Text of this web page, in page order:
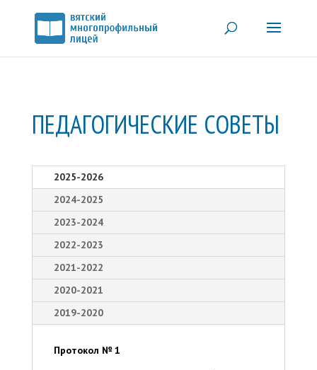
ПЕДАГОГИЧЕСКИЕ СОВЕТЫ
2025-2026
2024-2025
2023-2024
2022-2023
2021-2022
2020-2021
2019-2020
Протокол № 1